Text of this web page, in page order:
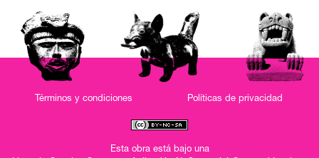
Términos y condiciones Políticas de privacidad
Esta obra está bajo una